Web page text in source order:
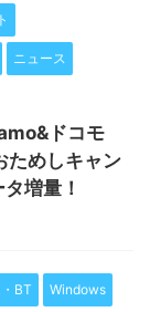
ニュース
ドコモ
ためしキャン
増量！
BT Windows